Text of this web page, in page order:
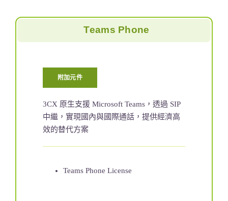
Teams Phone
附加元件
3CX 原生支援 Microsoft Teams，透過 SIP
中繼，實現國內與國際通話，提供經濟高
效的替代方案
Teams Phone License